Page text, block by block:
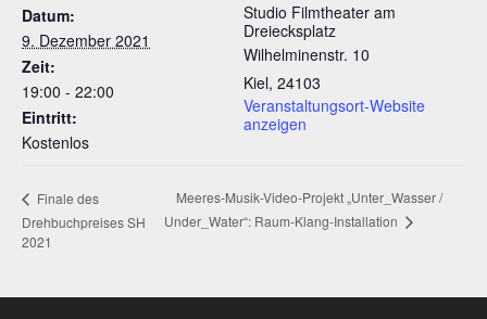
Datum:
9. Dezember 2021
Zeit:
19:00 - 22:00
Eintritt:
Kostenlos
Studio Filmtheater am
Dreiecksplatz
Wilhelminenstr. 10
Kiel, 24103
Veranstaltungsort-Website
anzeigen
Finale des
Drehbuchpreises SH
2021
Meeres-Musik-Video-Projekt „Unter_Wasser /
Under_Water“: Raum-Klang-Installation